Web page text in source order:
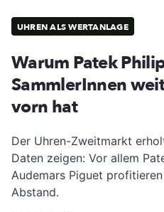
UHREN ALS WERTANLAGE
Warum Patek
SammlerInnen
vorn hat
Der Uhren-Zweitmarkt
Daten zeigen: Vor allem
Audemars Piguet
Abstand.